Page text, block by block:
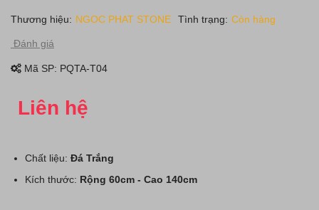
Thương hiệu: NGOC PHAT STONE Tình trạng: Còn hàng
Đánh giá
Mã SP: PQTA-T04
Liên hệ
Chất liệu: Đá Trắng
Kích thước: Rộng 60cm - Cao 140cm